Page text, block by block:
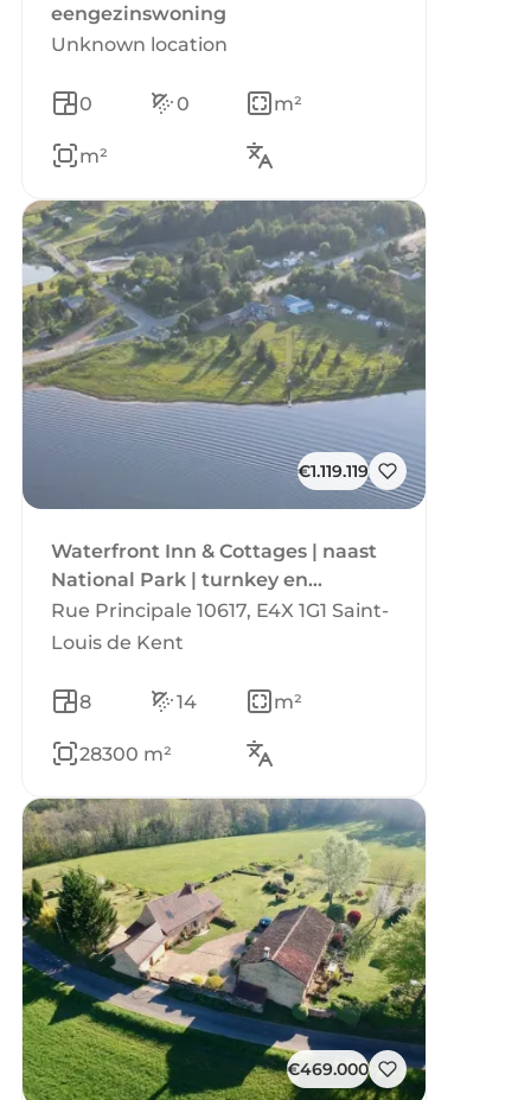
eengezinswoning
Unknown location
0 0 m²
m²
€1.119.119
Waterfront Inn & Cottages | naast
National Park | turnkey en
goedlopend
Rue Principale 10617, E4X 1G1 Saint-
Louis de Kent
8 14 m²
28300 m²
€469.000